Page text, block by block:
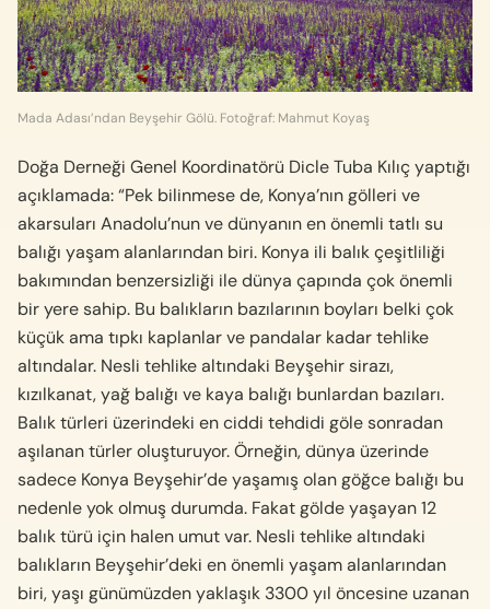
Mada Adası’ndan Beyşehir Gölü. Fotoğraf: Mahmut Koyaş
Doğa Derneği Genel Koordinatörü Dicle Tuba Kılıç yaptığı
açıklamada: “Pek bilinmese de, Konya’nın gölleri ve
akarsuları Anadolu’nun ve dünyanın en önemli tatlı su
balığı yaşam alanlarından biri. Konya ili balık çeşitliliği
bakımından benzersizliği ile dünya çapında çok önemli
bir yere sahip. Bu balıkların bazılarının boyları belki çok
küçük ama tıpkı kaplanlar ve pandalar kadar tehlike
altındalar. Nesli tehlike altındaki Beyşehir sirazı,
kızılkanat, yağ balığı ve kaya balığı bunlardan bazıları.
Balık türleri üzerindeki en ciddi tehdidi göle sonradan
aşılanan türler oluşturuyor. Örneğin, dünya üzerinde
sadece Konya Beyşehir’de yaşamış olan göğce balığı bu
nedenle yok olmuş durumda. Fakat gölde yaşayan 12
balık türü için halen umut var. Nesli tehlike altındaki
balıkların Beyşehir’deki en önemli yaşam alanlarından
biri, yaşı günümüzden yaklaşık 3300 yıl öncesine uzanan